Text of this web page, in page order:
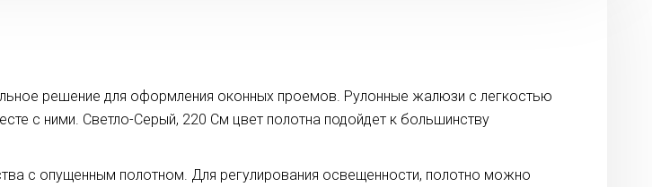
решение для оформления оконных проемов. Рулонные жалюзи с легкостью
с ними. Светло-Серый, 220 См цвет полотна подойдет к большинству
с опущенным полотном. Для регулирования освещенности, полотно можно